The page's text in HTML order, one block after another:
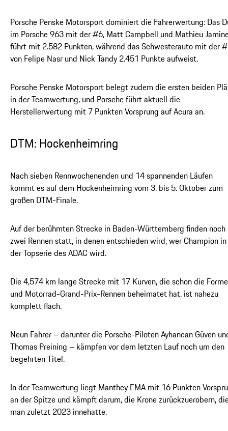
Porsche Penske Motorsport dominiert die Fahrerwertung: Das
im Porsche 963 mit der #6, Matt Campbell und Mathieu
führt mit 2.582 Punkten, während das Schwesterauto mit der
von Felipe Nasr und Nick Tandy 2.451 Punkte aufweist.
Porsche Penske Motorsport belegt zudem die ersten beiden
in der Teamwertung, und Porsche führt aktuell die
Herstellerwertung mit 7 Punkten Vorsprung auf Acura an.
DTM: Hockenheimring
Nach sieben Rennwochenenden und 14 spannenden Läufen
kommt es auf dem Hockenheimring vom 3. bis 5. Oktober zum
großen DTM-Finale.
Auf der berühmten Strecke in Baden-Württemberg finden noch
zwei Rennen statt, in denen entschieden wird, wer Champion in
der Topserie des ADAC wird.
Die 4,574 km lange Strecke mit 17 Kurven, die schon die
und Motorrad-Grand-Prix-Rennen beheimatet hat, ist nahezu
komplett flach.
Neun Fahrer – darunter die Porsche-Piloten Ayhancan Güven
Thomas Preining – kämpfen vor dem letzten Lauf noch um den
begehrten Titel.
In der Teamwertung liegt Manthey EMA mit 16 Punkten
an der Spitze und kämpft darum, die Krone zurückzuerobern,
man zuletzt 2023 innehatte.